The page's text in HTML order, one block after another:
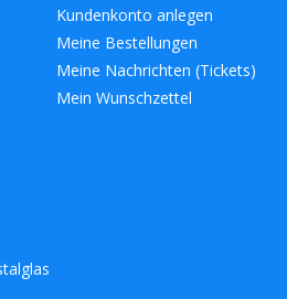
Kundenkonto anlegen
Meine Bestellungen
Meine Nachrichten (Tickets)
Mein Wunschzettel